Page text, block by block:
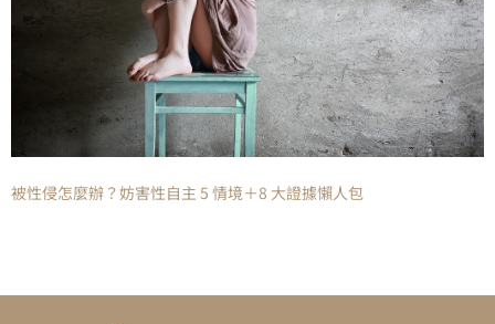
被性侵怎麼辦？妨害性自主 5 情境＋8 大證據懶人包